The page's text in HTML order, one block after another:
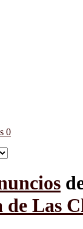
0
de Las